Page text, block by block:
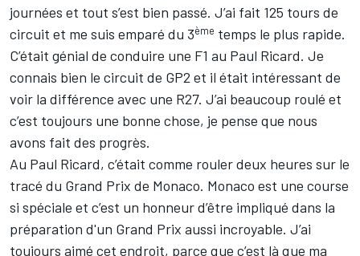
journées et tout s’est bien passé. J’ai fait 125 tours de
circuit et me suis emparé du 3ème temps le plus rapide.
C’était génial de conduire une F1 au Paul Ricard. Je
connais bien le circuit de GP2 et il était intéressant de
voir la différence avec une R27. J’ai beaucoup roulé et
c’est toujours une bonne chose, je pense que nous
avons fait des progrès.
Au Paul Ricard, c’était comme rouler deux heures sur le
tracé du Grand Prix de Monaco. Monaco est une course
si spéciale et c’est un honneur d’être impliqué dans la
préparation d'un Grand Prix aussi incroyable. J’ai
toujours aimé cet endroit, parce que c’est là que ma